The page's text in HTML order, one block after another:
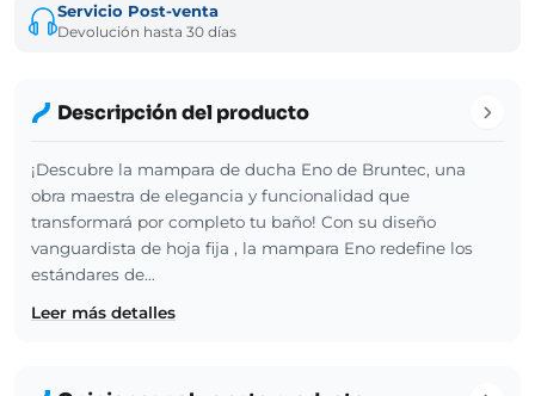
Servicio Post-venta
Devolución hasta 30 días
Descripción del producto
¡Descubre la mampara de ducha Eno de Bruntec, una
obra maestra de elegancia y funcionalidad que
transformará por completo tu baño! Con su diseño
vanguardista de hoja fija , la mampara Eno redefine los
estándares de…
Leer más detalles